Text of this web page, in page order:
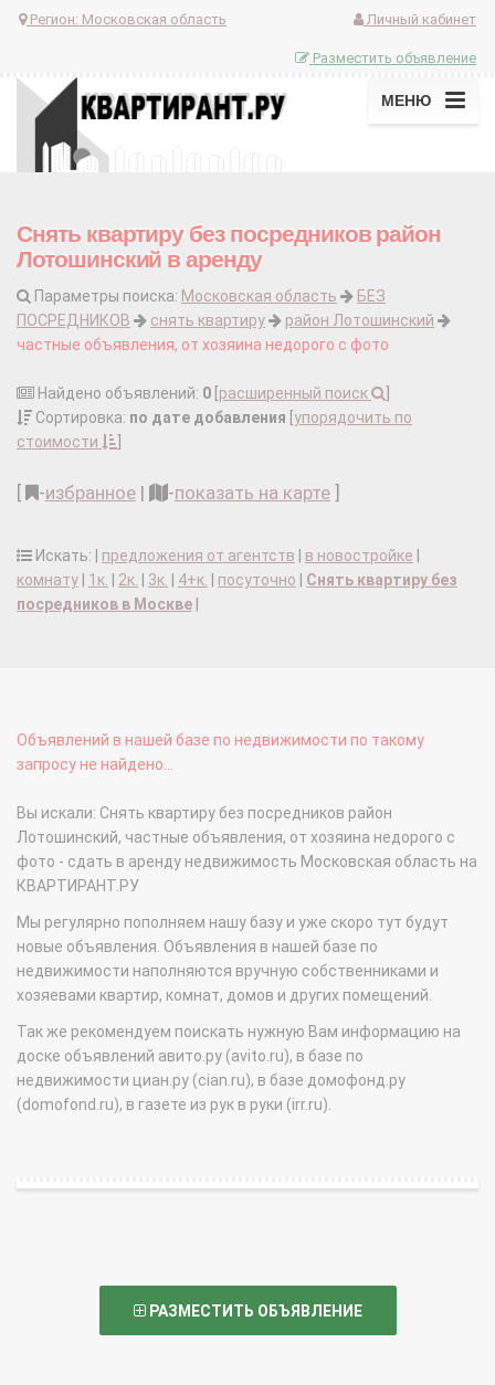
Регион: Московская область Личный кабинет
Разместить объявление
МЕНЮ
Снять квартиру без посредников район
Лотошинский в аренду
Параметры поиска: Московская область
БЕЗ
ПОСРЕДНИКОВ
снять квартиру
район Лотошинский
частные объявления, от хозяина недорого с фото
Найдено объявлений: 0 расширенный поиск
Сортировка: по дате добавления упорядочить по
стоимости
-избранное | -показать на карте
Искать: | предложения от агентств в новостройке
комнату
1к. 2к. 3к. 4+к. посуточно
Снять квартиру без
посредников в Москве
Объявлений в нашей базе по недвижимости по такому
запросу не найдено...
Вы искали: Снять квартиру без посредников район
Лотошинский, частные объявления, от хозяина недорого с
фото - сдать в аренду недвижимость Московская область на
КВАРТИРАНТ.РУ
Мы регулярно пополняем нашу базу и уже скоро тут будут
новые объявления. Объявления в нашей базе по
недвижимости наполняются вручную собственниками и
хозяевами квартир, комнат, домов и других помещений.
Так же рекомендуем поискать нужную Вам информацию на
доске объявлений авито.ру (avito.ru), в базе по
недвижимости циан.ру (cian.ru), в базе домофонд.ру
(domofond.ru), в газете из рук в руки (irr.ru).
РАЗМЕСТИТЬ ОБЪЯВЛЕНИЕ